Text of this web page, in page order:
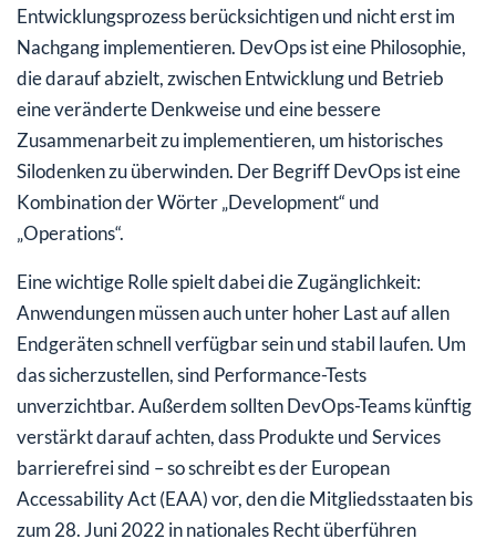
Entwicklungsprozess berücksichtigen und nicht erst im
Nachgang implementieren. DevOps ist eine Philosophie,
die darauf abzielt, zwischen Entwicklung und Betrieb
eine veränderte Denkweise und eine bessere
Zusammenarbeit zu implementieren, um historisches
Silodenken zu überwinden. Der Begriff DevOps ist eine
Kombination der Wörter „Development“ und
„Operations“.
Eine wichtige Rolle spielt dabei die Zugänglichkeit:
Anwendungen müssen auch unter hoher Last auf allen
Endgeräten schnell verfügbar sein und stabil laufen. Um
das sicherzustellen, sind Performance-Tests
unverzichtbar. Außerdem sollten DevOps-Teams künftig
verstärkt darauf achten, dass Produkte und Services
barrierefrei sind – so schreibt es der European
Accessability Act (EAA) vor, den die Mitgliedsstaaten bis
zum 28. Juni 2022 in nationales Recht überführen